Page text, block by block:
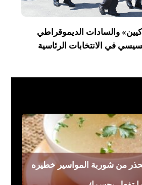
والسادات الديموقراطي
في الانتخابات الرئاسية
من شوربة المواسير خطيره